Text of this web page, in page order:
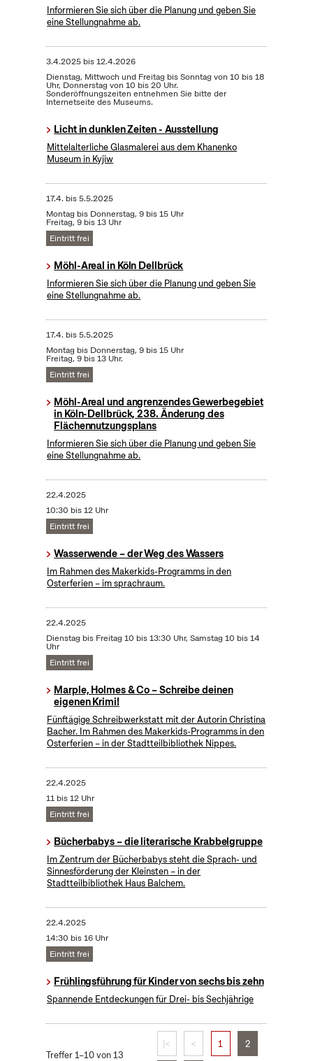
Informieren Sie sich über die Planung und geben Sie
eine Stellungnahme ab.
3.4.2025bis12.4.2026
Dienstag, Mittwoch und Freitag bis Sonntag von 10 bis 18
Uhr, Donnerstag von 10 bis 20 Uhr.
Sonderöffnungszeiten entnehmen Sie bitte der
Internetseite des Museums.
Licht in dunklen Zeiten - Ausstellung
Mittelalterliche Glasmalerei aus dem Khanenko
Museum in Kyjiw
17.4. bis5.5.2025
Montag bis Donnerstag, 9 bis 15 Uhr
Freitag, 9 bis 13 Uhr
Eintritt frei
Möhl-Areal in Köln Dellbrück
Informieren Sie sich über die Planung und geben Sie
eine Stellungnahme ab.
17.4. bis5.5.2025
Montag bis Donnerstag, 9 bis 15 Uhr
Freitag, 9 bis 13 Uhr.
Eintritt frei
Möhl-Areal und angrenzendes Gewerbegebiet
in Köln-Dellbrück, 238. Änderung des
Flächennutzungsplans
Informieren Sie sich über die Planung und geben Sie
eine Stellungnahme ab.
22.4.2025
10:30 bis 12 Uhr
Eintritt frei
Wasserwende – der Weg des Wassers
Im Rahmen des Makerkids-Programms in den
Osterferien – im sprachraum.
22.4.2025
Dienstag bis Freitag 10 bis 13:30 Uhr, Samstag 10 bis 14
Uhr
Eintritt frei
Marple, Holmes & Co – Schreibe deinen
eigenen Krimi!
Fünftägige Schreibwerkstatt mit der Autorin Christina
Bacher. Im Rahmen des Makerkids-Programms in den
Osterferien – in der Stadtteilbibliothek Nippes.
22.4.2025
11 bis 12 Uhr
Eintritt frei
Bücherbabys – die literarische Krabbelgruppe
Im Zentrum der Bücherbabys steht die Sprach- und
Sinnesförderung der Kleinsten – in der
Stadtteilbibliothek Haus Balchem.
22.4.2025
14:30 bis 16 Uhr
Eintritt frei
Frühlingsführung für Kinder von sechs bis zehn
Spannende Entdeckungen für Drei- bis Sechjährige
Treffer 1–10 von 13
|< < 1 2